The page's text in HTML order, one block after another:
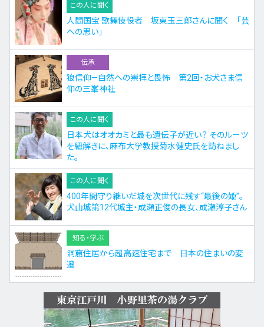
この人に聞く
人間国宝 歌舞伎役者 坂東玉三郎さんに聞く 「芸
への思い」
伝承
狼信仰—自然への崇拝と畏怖 第2回・お犬さま信
仰の三峯神社
この人に聞く
日本犬はオオカミと最も遺伝子が近い？ そのルーツ
を紐解きに、麻布大学教授菊水健史氏を訪ねまし
た。
この人に聞く
400年間守り継いだ城を次世代に残す“最後の姫”。
犬山城第12代城主・成瀬正俊の長女、成瀬淳子さん
知る・学ぶ
洞窟住居から超高速住宅まで 日本の住まいの変
遷